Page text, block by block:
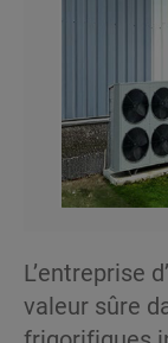
L’entreprise
valeur sûre